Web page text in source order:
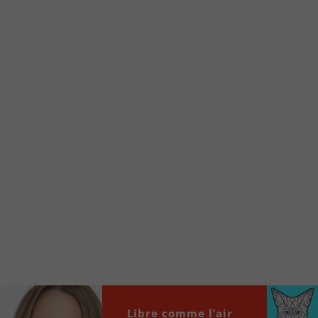
locale vous sont maintenant accessibles en un clic!
Audio
Libre comme l’air